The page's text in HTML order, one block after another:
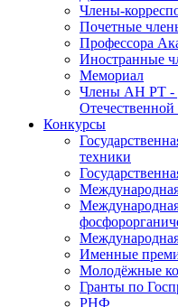
Члены-
Почетные
Профессора
Иностранные
Мемориал
Члены АН РТ -
Конкурсы
техники
Именные
Молодёжные
Гранты по
РНФ